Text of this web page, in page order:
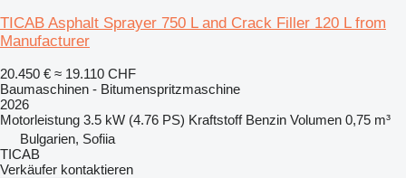
TICAB Asphalt Sprayer 750 L and Crack Filler 120 L from
Manufacturer
20.450 € ≈ 19.110 CHF
Baumaschinen - Bitumenspritzmaschine
2026
Motorleistung 3.5 kW (4.76 PS) Kraftstoff Benzin Volumen 0,75 m³
Bulgarien, Sofiia
TICAB
Verkäufer kontaktieren